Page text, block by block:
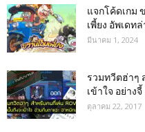
แจกโค้ดเกม
เพี้ยง อัพเดท
มีนาคม 1, 2024
รวมทวีตฮ่าๆ
เข้าใจ อย่างจี้
ตุลาคม 22, 2017